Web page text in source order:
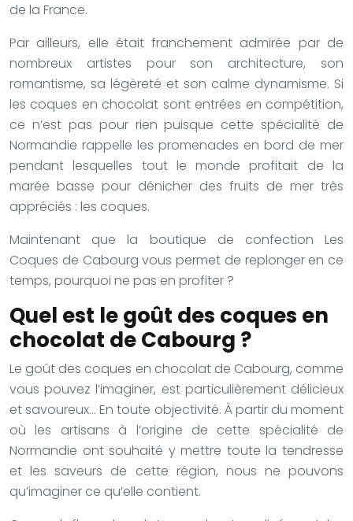
de la France.
Par ailleurs, elle était franchement admirée par de
nombreux artistes pour son architecture, son
romantisme, sa légèreté et son calme dynamisme. Si
les coques en chocolat sont entrées en compétition,
ce n’est pas pour rien puisque cette spécialité de
Normandie rappelle les promenades en bord de mer
pendant lesquelles tout le monde profitait de la
marée basse pour dénicher des fruits de mer très
appréciés : les coques.
Maintenant que la boutique de confection Les
Coques de Cabourg vous permet de replonger en ce
temps, pourquoi ne pas en profiter ?
Quel est le goût des coques en
chocolat de Cabourg ?
Le goût des coques en chocolat de Cabourg, comme
vous pouvez l’imaginer, est particulièrement délicieux
et savoureux… En toute objectivité. À partir du moment
où les artisans à l’origine de cette spécialité de
Normandie ont souhaité y mettre toute la tendresse
et les saveurs de cette région, nous ne pouvons
qu’imaginer ce qu’elle contient.